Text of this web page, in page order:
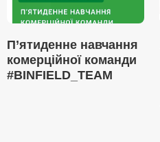
П’ятиденне навчання
комерційної команди
#BINFIELD_TEAM